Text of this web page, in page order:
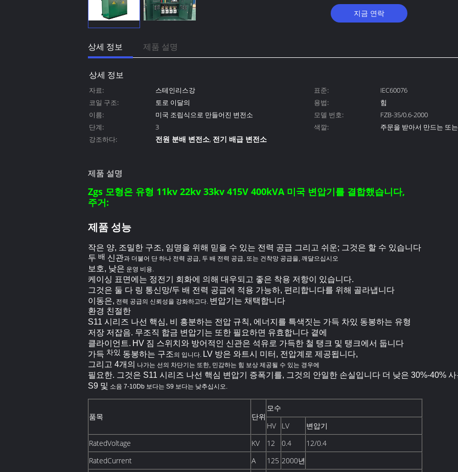
지금 연락
상세 정보 제품 설명
상세 정보
자료: 스테인리스강 표준:
IEC60076
코일 구조:
토로 이달의 용법:
힘
이름:
미국 조립식으로 만들어진 변전소 모델 번호:
FZB-35/0.6-2000
단계:
3 색깔:
주문을 받아서 만드는 또
강조하다:
전원 분배 변전소, 전기 배급 변전소
제품 설명
Zgs 모형은 유형 11kv 22kv 33kv 415V 400kVA 미국 변압기를 결합했습니다,
주거:
제품 성능
작은 양, 조밀한 구조, 임명을 위해 믿을 수 있는 전력 공급 그리고 쉬운; 그것은 할 수 있습니다
두 배 신관과 더불어 단 하나 전력 공급, 두 배 전력 공급, 또는 건착망 공급을, 깨달으십시오
보호, 낮은 운영 비용.
케이싱 표면에는 정전기 회화에 의해 대우되고 좋은 착용 저항이 있습니다.
그것은 둘 다 링 통신망/두 배 전력 공급에 적용 가능하, 편리합니다를 위해 골라냅니다
이동은, 전력 공급의 신뢰성을 강화하고다.
변압기는 채택합니다
환경 친절한
S11 시리즈 나선 핵심, 비 흥분하는 전압 규칙, 에너지를 특색짓는 가득 차있 동봉하는 유형
저장 저잡음. 무조직 합금 변압기는 또한 필요하면 유효합니다 곁에
클라이언트. HV 짐 스위치와 방어적인 신관은 석유로 가득한 철 탱크 및 탱크에서 둡니다
가득 차있 동봉하는 구조의 입니다.
LV 방은 와트시 미터, 전압계로 제공됩니다,
그리고 4개의
나가는 선의 차단기는 또한, 민감하는 힘 보상 제공될 수 있는 경우에
필요한. 그것은 S11 시리즈 나선 핵심 변압기 증폭기를, 그것의 안일한 손실입니다 더 낮은 30%-40%
S9 및 소음 7-10Db 보다는 S9 보다는 낮추십시오.
품목 단위
모수
HV
LV
변압기
RatedVoltage
KV 12 0.4
12/0.4
RatedCurrent
A 125 2000년